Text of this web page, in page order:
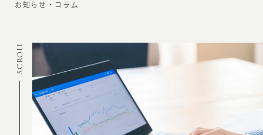
CREATION
MARKETING
お知らせ・コラム
SCROLL